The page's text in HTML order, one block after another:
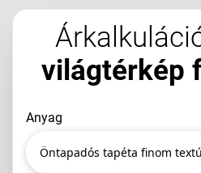
világtérkép
anyag
Öntapadós tapéta finom